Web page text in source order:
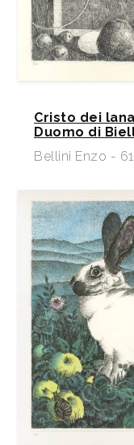
Cristo dei
Duomo di
Bellini Enzo - 61